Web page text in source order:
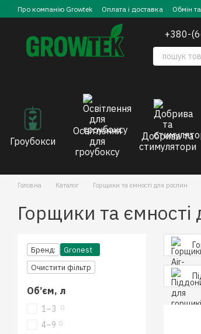
Перейти до основного контенту
Про компанію Growtek Оплата і доставка Обмін
+380-
Гроубокси
Освітлення
для
гроубоксу
Добрива та
стимулятори
Головна Каталог Горщики та ємності для рослин
Горщики та
Бренд:
Gronest
Очистити фільтр
Об’єм, л
1–3 0
4–9 0